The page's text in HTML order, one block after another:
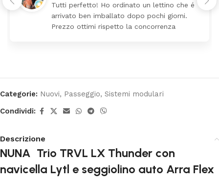
Tutti perfetto! Ho ordinato un lettino che é
arrivato ben imballato dopo pochi giorni.
Prezzo ottimi rispetto la concorrenza
Categorie: Nuovi, Passeggio, Sistemi modulari
Condividi:
Descrizione
NUNA Trio TRVL LX Thunder con
navicella Lytl e seggiolino auto Arra Flex